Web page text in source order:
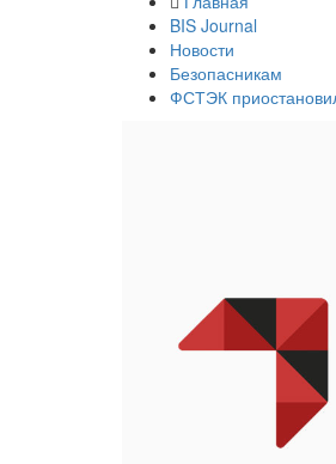
BIS Journal
Новости
Безопасникам
ФСТЭК